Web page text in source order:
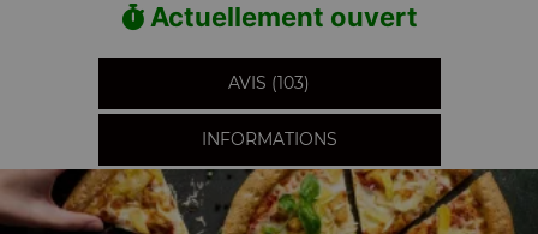
Actuellement ouvert
AVIS (103)
INFORMATIONS